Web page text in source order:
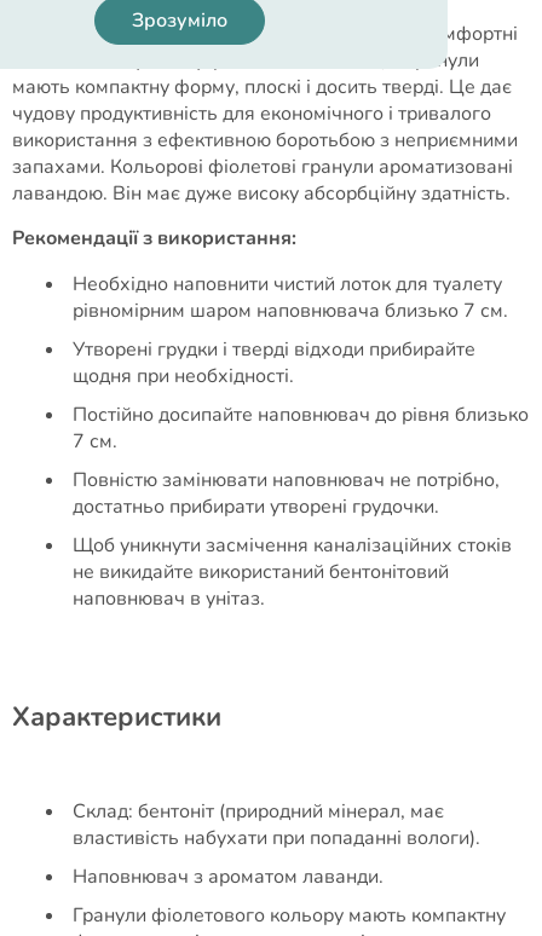
Наповнювач CAT'S WAY забезпечить більш комфортні
та екологічні умови утримання вихованця. Гранули
мають компактну форму, плоскі і досить тверді. Це дає
чудову продуктивність для економічного і тривалого
використання з ефективною боротьбою з неприємними
запахами. Кольорові фіолетові гранули ароматизовані
лавандою. Він має дуже високу абсорбційну здатність.
Рекомендації з використання:
Необхідно наповнити чистий лоток для туалету
рівномірним шаром наповнювача близько 7 см.
Утворені грудки і тверді відходи прибирайте
щодня при необхідності.
Постійно досипайте наповнювач до рівня близько
7 см.
Повністю замінювати наповнювач не потрібно,
достатньо прибирати утворені грудочки.
Щоб уникнути засмічення каналізаційних стоків
не викидайте використаний бентонітовий
наповнювач в унітаз.
Характеристики
Склад: бентоніт (природний мінерал, має
властивість набухати при попаданні вологи).
Наповнювач з ароматом лаванди.
Гранули фіолетового кольору мають компактну
Зрозуміло